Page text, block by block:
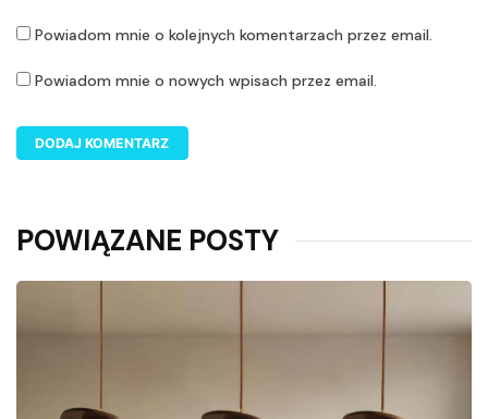
Powiadom mnie o kolejnych komentarzach przez email.
Powiadom mnie o nowych wpisach przez email.
POWIĄZANE POSTY